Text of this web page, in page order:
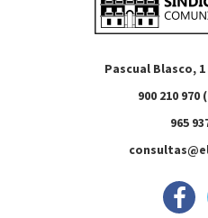
Pascual Blasco,
900 210
965